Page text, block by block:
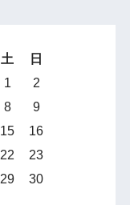
土
日
1
2
8
9
15
16
22
23
29
30